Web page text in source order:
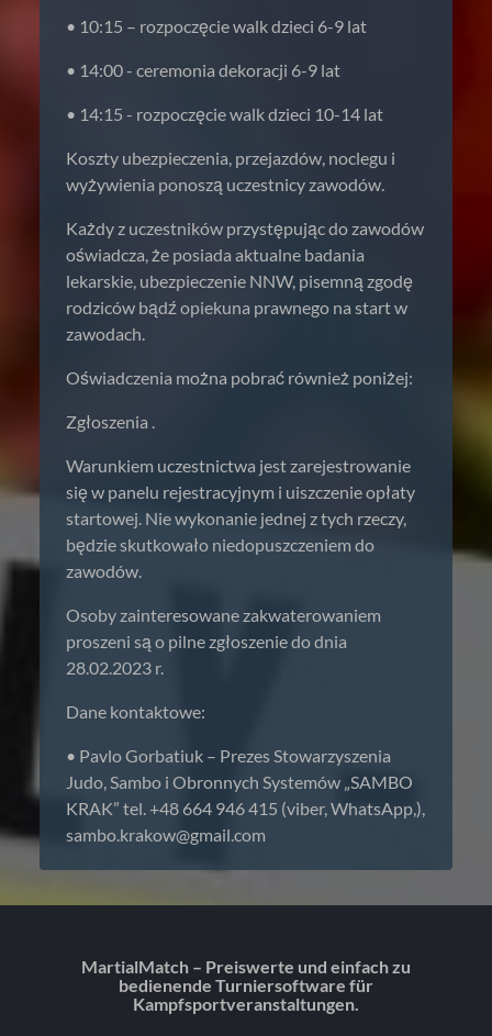
• 10:15 – rozpoczęcie walk dzieci 6-9 lat
• 14:00 - ceremonia dekoracji 6-9 lat
• 14:15 - rozpoczęcie walk dzieci 10-14 lat
Koszty ubezpieczenia, przejazdów, noclegu i
wyżywienia ponoszą uczestnicy zawodów.
Każdy z uczestników przystępując do zawodów
oświadcza, że posiada aktualne badania
lekarskie, ubezpieczenie NNW, pisemną zgodę
rodziców bądź opiekuna prawnego na start w
zawodach.
Oświadczenia można pobrać również poniżej:
Zgłoszenia .
Warunkiem uczestnictwa jest zarejestrowanie
się w panelu rejestracyjnym i uiszczenie opłaty
startowej. Nie wykonanie jednej z tych rzeczy,
będzie skutkowało niedopuszczeniem do
zawodów.
Osoby zainteresowane zakwaterowaniem
proszeni są o pilne zgłoszenie do dnia
28.02.2023 r.
Dane kontaktowe:
• Pavlo Gorbatiuk – Prezes Stowarzyszenia
Judo, Sambo i Obronnych Systemów „SAMBO
KRAK” tel. +48 664 946 415 (viber, WhatsApp,),
sambo.krakow@gmail.com
MartialMatch – Preiswerte und einfach zu
bedienende Turniersoftware für
Kampfsportveranstaltungen.